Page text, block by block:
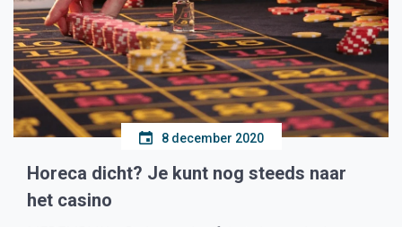
8 december 2020
Horeca dicht? Je kunt nog steeds naar
het casino